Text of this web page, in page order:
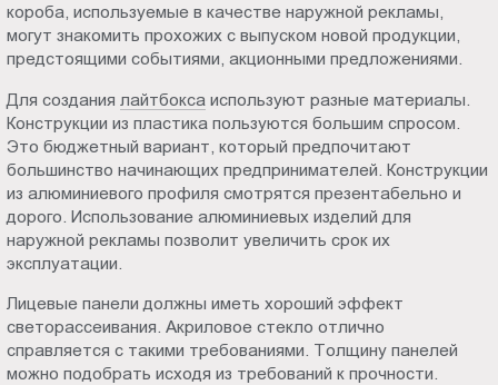
короба, используемые в качестве наружной рекламы,
могут знакомить прохожих с выпуском новой продукции,
предстоящими событиями, акционными предложениями.
Для создания лайтбокса используют разные материалы.
Конструкции из пластика пользуются большим спросом.
Это бюджетный вариант, который предпочитают
большинство начинающих предпринимателей. Конструкции
из алюминиевого профиля смотрятся презентабельно и
дорого. Использование алюминиевых изделий для
наружной рекламы позволит увеличить срок их
эксплуатации.
Лицевые панели должны иметь хороший эффект
светорассеивания. Акриловое стекло отлично
справляется с такими требованиями. Толщину панелей
можно подобрать исходя из требований к прочности.